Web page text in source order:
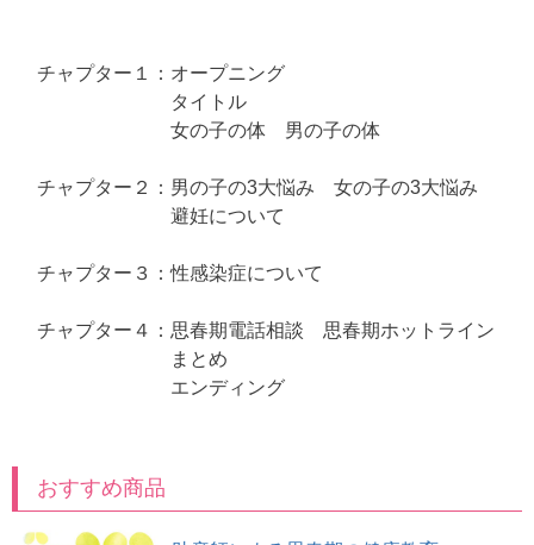
チャプター１：オープニング
タイトル
女の子の体 男の子の体
チャプター２：男の子の3大悩み 女の子の3大悩み
避妊について
チャプター３：性感染症について
チャプター４：思春期電話相談 思春期ホットライン
まとめ
エンディング
おすすめ商品